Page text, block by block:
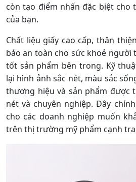
còn tạo điểm nhấn đặc biệt cho
của bạn.
Chất liệu giấy cao cấp, thân
bảo an toàn cho sức khoẻ người
tốt sản phẩm bên trong. Kỹ
lại hình ảnh sắc nét, màu sắc
thương hiệu và sản phẩm được
nét và chuyên nghiệp. Đây
cho các doanh nghiệp muốn
trên thị trường mỹ phẩm cạnh